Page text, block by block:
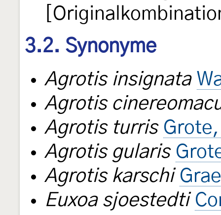
3.2. Synonyme
Agrotis insignata
Agrotis
Agrotis turris
Agrotis gularis
Agrotis karschi
Euxoa sjoestedti